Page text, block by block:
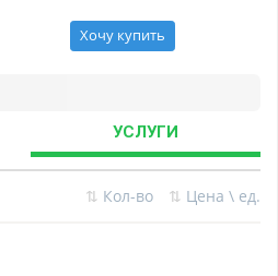
Хочу купить
УСЛУГИ
⇅ Кол-во ⇅ Цена \ ед.